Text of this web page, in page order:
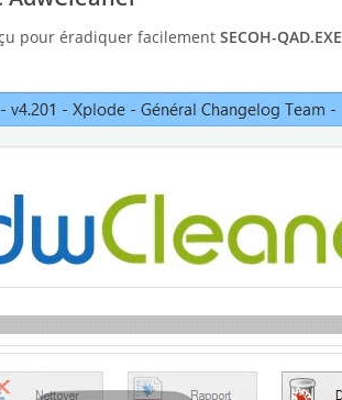
pour éradiquer facilement SECOH-QAD.EXE